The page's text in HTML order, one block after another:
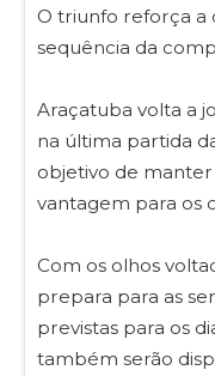
O triunfo reforça a
sequência da
Araçatuba volta a
na última partida
objetivo de
vantagem para os
Com os olhos
prepara para as
previstas para os
também serão